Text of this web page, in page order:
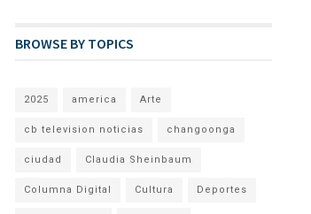
BROWSE BY TOPICS
2025 america Arte
cb television noticias changoonga
ciudad Claudia Sheinbaum
Columna Digital Cultura Deportes